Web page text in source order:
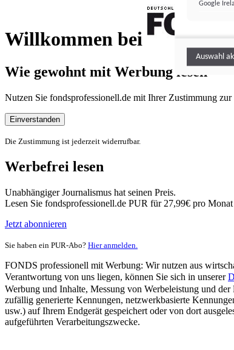
Willkommen bei
FONDS
Wie gewohnt mit Werbung lesen
Nutzen Sie fondsprofessionell.de mit Ihrer Zustimmung
Einverstanden
Die Zustimmung ist jederzeit widerrufbar.
Werbefrei lesen
Unabhängiger Journalismus hat seinen Preis.
Lesen Sie fondsprofessionell.de PUR für 27,99€ pro
Jetzt abonnieren
Sie haben ein PUR-Abo? Hier anmelden.
FONDS professionell mit Werbung: Wir nutzen aus
Verantwortung von uns liegen, können Sie sich in unserer
Werbung und Inhalte, Messung von Werbeleistung und
zufällig generierte Kennungen, netzwerkbasierte
usw.) auf Ihrem Endgerät gespeichert oder von dort
aufgeführten Verarbeitungszwecke.
Google
Auswahl